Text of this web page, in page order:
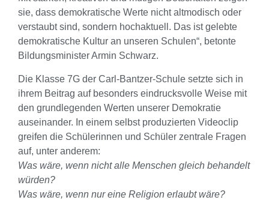
sie, dass demokratische Werte nicht altmodisch oder
verstaubt sind, sondern hochaktuell. Das ist gelebte
demokratische Kultur an unseren Schulen“, betonte
Bildungsminister Armin Schwarz.
Die Klasse 7G der Carl-Bantzer-Schule setzte sich in
ihrem Beitrag auf besonders eindrucksvolle Weise mit
den grundlegenden Werten unserer Demokratie
auseinander. In einem selbst produzierten Videoclip
greifen die Schülerinnen und Schüler zentrale Fragen
auf, unter anderem:
Was wäre, wenn nicht alle Menschen gleich behandelt
würden?
Was wäre, wenn nur eine Religion erlaubt wäre?